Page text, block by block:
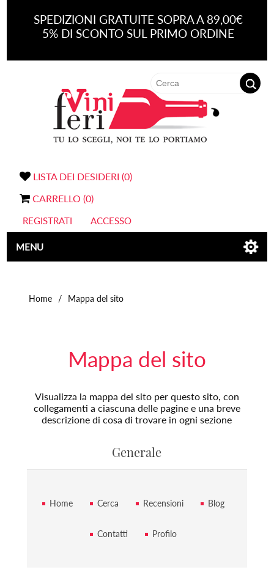
SPEDIZIONI GRATUITE SOPRA A 89,00€
5% DI SCONTO SUL PRIMO ORDINE
LISTA DEI DESIDERI (0)
CARRELLO (0)
REGISTRATI ACCESSO
MENU
Home / Mappa del sito
Mappa del sito
Visualizza la mappa del sito per questo sito, con
collegamenti a ciascuna delle pagine e una breve
descrizione di cosa di trovare in ogni sezione
Generale
Home Cerca Recensioni Blog
Contatti Profilo